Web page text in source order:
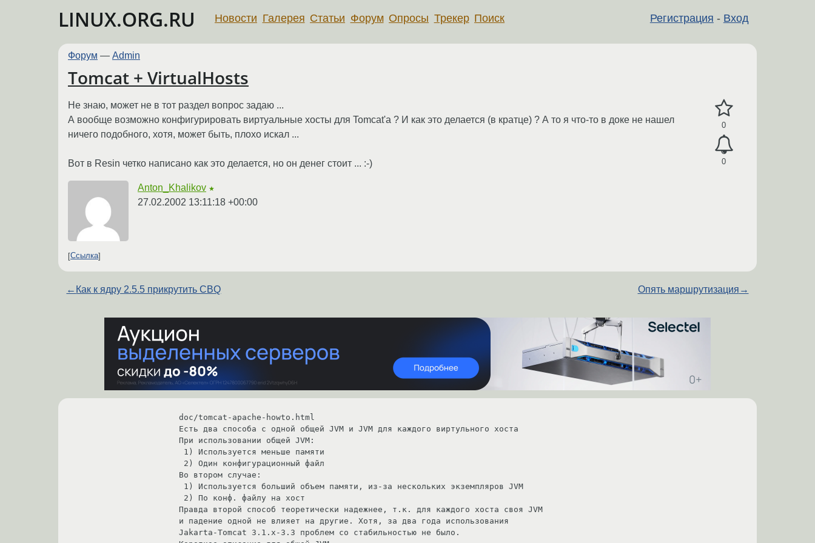
LINUX.ORG.RU Регистрация - Вход
Новости Галерея Статьи Форум Опросы Трекер Поиск
Форум — Admin
Tomcat + VirtualHosts
0
0
Не знаю, может не в тот раздел вопрос задаю ...
А вообще возможно конфигурировать виртуальные хосты для Tomcat'а ? И как это делается (в кратце) ? А то я что-то в доке не нашел
ничего подобного, хотя, может быть, плохо искал ...
Вот в Resin четко написано как это делается, но он денег стоит ... :-)
Anton_Khalikov ★
27.02.2002 13:11:18 +00:00
Ссылка
← Как к ядру 2.5.5 прикрутить CBQ Опять маршрутизация →
doc/tomcat-apache-howto.html
Есть два способа с одной общей JVM и JVM для каждого виртульного хоста
При использовании общей JVM:
Во втором случае:
Правда второй способ теоретически надежнее, т.к. для каждого хоста своя JVM
и падение одной не влияет на другие. Хотя, за два года использования
Jakarta-Tomcat 3.1.x-3.3 проблем со стабильностью не было.